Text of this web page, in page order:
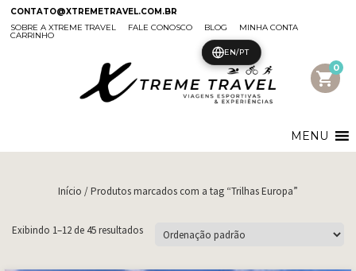
CONTATO@XTREMETRAVEL.COM.BR
SOBRE A XTREME TRAVEL
FALE CONOSCO BLOG MINHA CONTA
CARRINHO
shopping_cart
0
MENU
Início / Produtos marcados com a tag “Trilhas Europa”
Exibindo 1–12 de 45 resultados
EN/PT